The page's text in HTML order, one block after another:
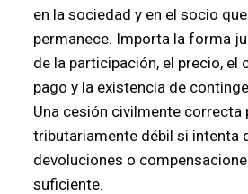
en la sociedad y en el socio
permanece. Importa la forma
de la participación, el precio, el
pago y la existencia de
Una cesión civilmente correcta
tributariamente débil si intenta
devoluciones o
suficiente.